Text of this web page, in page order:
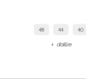
48 44 40
+ ďalšie